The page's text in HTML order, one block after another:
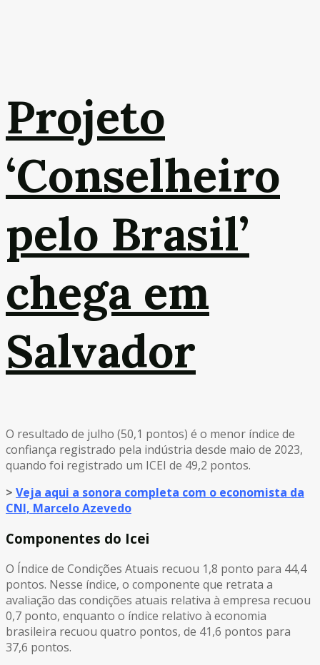
Projeto
‘Conselheiro
pelo Brasil’
chega em
Salvador
O resultado de julho (50,1 pontos) é o menor índice de
confiança registrado pela indústria desde maio de 2023,
quando foi registrado um ICEI de 49,2 pontos.
> Veja aqui a sonora completa com o economista da
CNI, Marcelo Azevedo
Componentes do Icei
O Índice de Condições Atuais recuou 1,8 ponto para 44,4
pontos. Nesse índice, o componente que retrata a
avaliação das condições atuais relativa à empresa recuou
0,7 ponto, enquanto o índice relativo à economia
brasileira recuou quatro pontos, de 41,6 pontos para
37,6 pontos.